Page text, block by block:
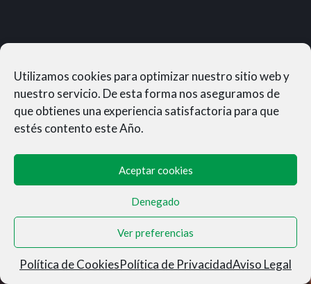
Utilizamos cookies para optimizar nuestro sitio web y
nuestro servicio. De esta forma nos aseguramos de
que obtienes una experiencia satisfactoria para que
estés contento este Año.
Aceptar cookies
Denegado
Ver preferencias
Política de CookiesPolítica de PrivacidadAviso Legal
MUNERASONG®- © 2026
Aviso Legal|Privacidad|Condiciones de Venta|
Cookies